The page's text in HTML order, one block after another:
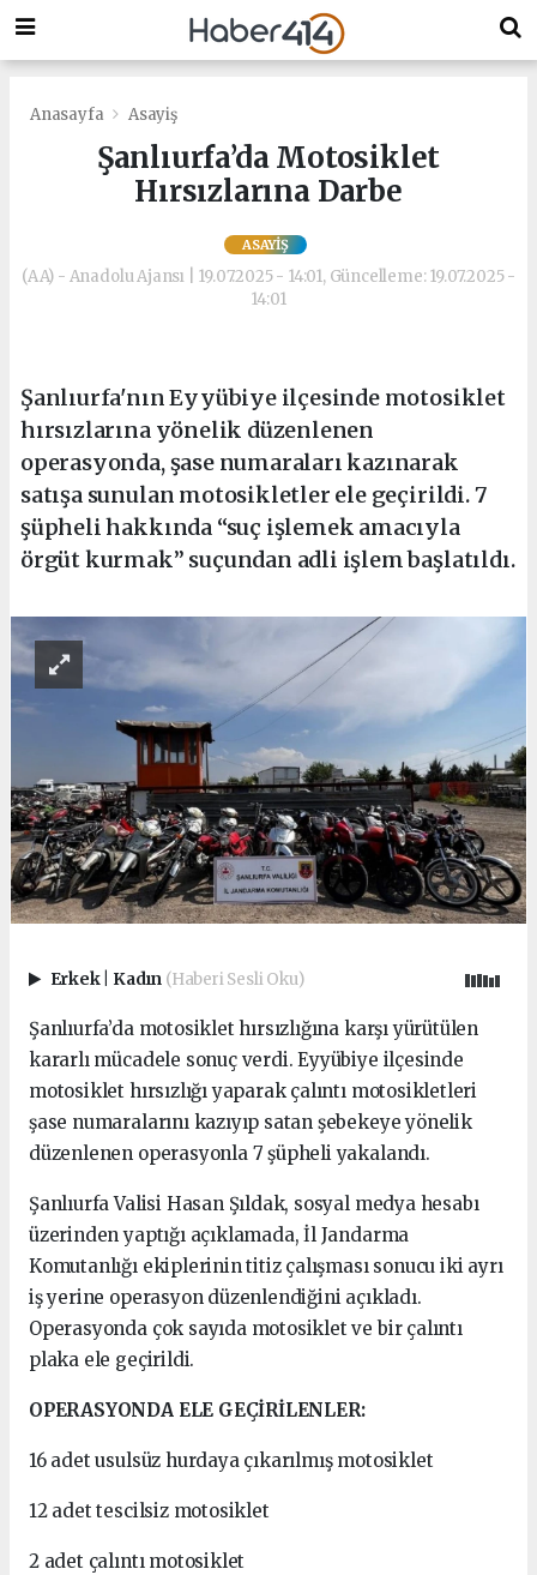
Anasayfa Asayiş
Şanlıurfa’da Motosiklet
Hırsızlarına Darbe
ASAYIŞ
(AA) - Anadolu Ajansı | 19.07.2025 - 14:01, Güncelleme: 19.07.2025 -
14:01
Şanlıurfa'nın Eyyübiye ilçesinde motosiklet
hırsızlarına yönelik düzenlenen
operasyonda, şase numaraları kazınarak
satışa sunulan motosikletler ele geçirildi. 7
şüpheli hakkında “suç işlemek amacıyla
örgüt kurmak” suçundan adli işlem başlatıldı.
Erkek Kadın (Haberi Sesli Oku)
Şanlıurfa’da motosiklet hırsızlığına karşı yürütülen
kararlı mücadele sonuç verdi. Eyyübiye ilçesinde
motosiklet hırsızlığı yaparak çalıntı motosikletleri
şase numaralarını kazıyıp satan şebekeye yönelik
düzenlenen operasyonla 7 şüpheli yakalandı.
Şanlıurfa Valisi Hasan Şıldak, sosyal medya hesabı
üzerinden yaptığı açıklamada, İl Jandarma
Komutanlığı ekiplerinin titiz çalışması sonucu iki ayrı
iş yerine operasyon düzenlendiğini açıkladı.
Operasyonda çok sayıda motosiklet ve bir çalıntı
plaka ele geçirildi.
OPERASYONDA ELE GEÇİRİLENLER:
16 adet usulsüz hurdaya çıkarılmış motosiklet
12 adet tescilsiz motosiklet
2 adet çalıntı motosiklet